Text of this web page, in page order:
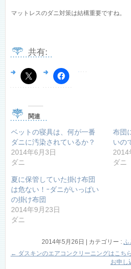
マットレスのダニ対策は結構重要ですね。
共有:
関連
ベットの寝具は、何が一番
ダニに汚染されているか？
2014年6月3日
ダニ
布団
いの
2014
ダニ
夏に保管していた掛け布団
は危ない！ｰダニがいっぱい
の掛け布団
2014年9月23日
ダニ
2014年5月26日 カテゴリー : ふ
← ダスキンのエアコンクリーニングはこち
お申し